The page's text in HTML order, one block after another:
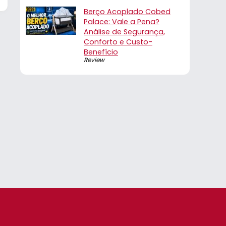
Berço Acoplado Cobed
Palace: Vale a Pena?
Análise de Segurança,
Conforto e Custo-
Benefício
Review